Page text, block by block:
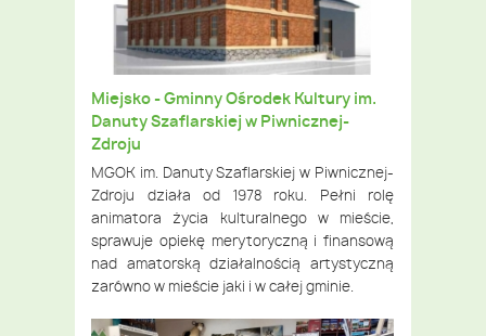
Miejsko - Gminny Ośrodek Kultury im.
Danuty Szaflarskiej w Piwnicznej-
Zdroju
MGOK im. Danuty Szaflarskiej w Piwnicznej-
Zdroju działa od 1978 roku. Pełni rolę
animatora życia kulturalnego w mieście,
sprawuje opiekę merytoryczną i finansową
nad amatorską działalnością artystyczną
zarówno w mieście jaki i w całej gminie.